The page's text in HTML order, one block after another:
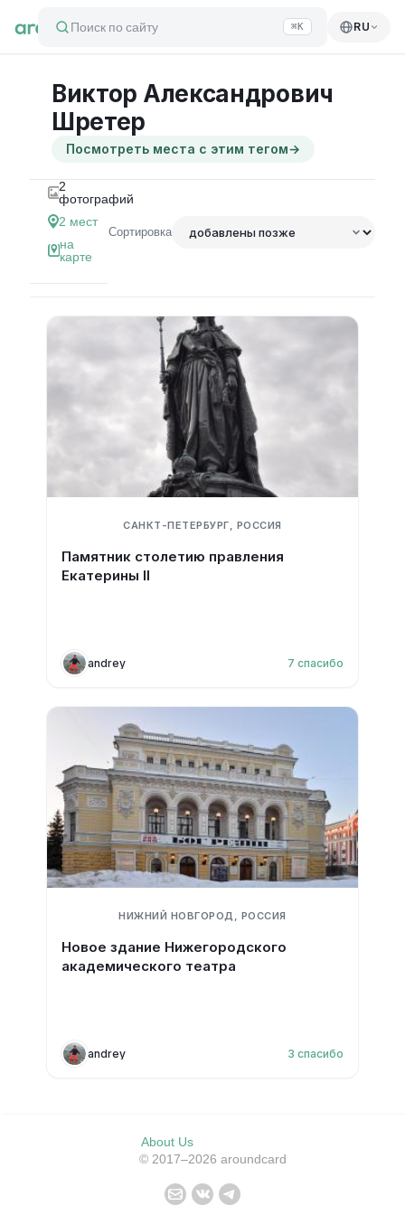
Поиск по сайту ⌘K RU
Виктор Александрович
Шретер
Посмотреть места с этим тегом→
2
фотографий
2 мест
на
карте
Сортировка
САНКТ-ПЕТЕРБУРГ, РОССИЯ
Памятник столетию правления
Екатерины II
andrey 7 спасибо
НИЖНИЙ НОВГОРОД, РОССИЯ
Новое здание Нижегородского
академического театра
andrey 3 спасибо
About Us
© 2017–2026 aroundcard